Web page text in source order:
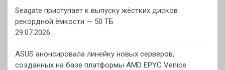
Seagate приступает к выпуску жёстких дисков
рекордной ёмкости — 50 ТБ
29.07.2026
ASUS анонсировала линейку новых серверов,
созданных на базе платформы AMD EPYC Venice